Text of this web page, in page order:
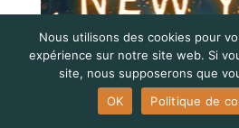
Nous utilisons des cookies pour
expérience sur notre site web. Si
site, nous supposerons que
OK
Politique de